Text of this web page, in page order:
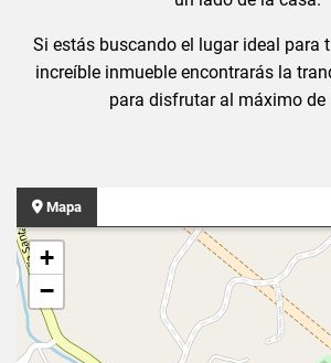
Si estás buscando el lugar ideal para
increíble inmueble encontrarás la
para disfrutar al máximo de
Mapa
+
−